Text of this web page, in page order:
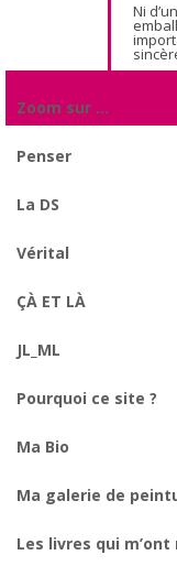
Ni
Zoom sur …
Penser
La DS
Vérital
ÇÀ ET LÀ
JL_ML
Pourquoi ce site ?
Ma Bio
Ma galerie de
Les livres qui m’ont